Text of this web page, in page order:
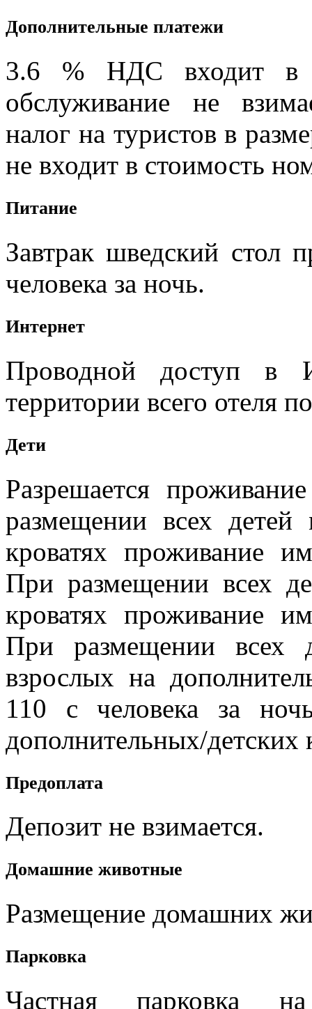
Дополнительные платежи
3.6 % НДС входит в
обслуживание не
налог на туристов в
не входит в стоимость
Питание
Завтрак шведский стол
человека за ночь.
Интернет
Проводной доступ в
территории всего отеля
Дети
Разрешается
размещении всех
кроватях проживание
При размещении всех
кроватях проживание
При размещении всех
взрослых на
110 с человека за
дополнительных/детских
Предоплата
Депозит не взимается.
Домашние животные
Размещение домашних
Парковка
Частная парковка